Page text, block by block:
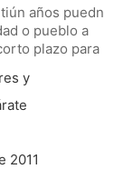
años puedn
o pueblo a
plazo para
es un nuevo y
y
2011